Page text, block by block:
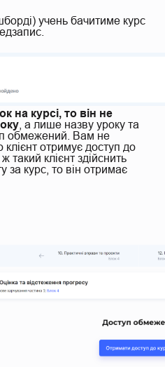
учень бачитиме курс
на курсі, то він не
, а лише назву уроку та
обмежений. Вам не
отримує доступ до
клієнт здійснить
за курс, то він отримає